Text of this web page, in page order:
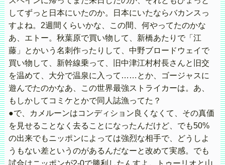
してずっと日本にいたのか。日本にいたならバカンスっ
すよね。2週間くらいかな、この間、何やってたのかな
あ、エトー。秋葉原で買い物して、新橋あたりで「江
藤」とかいう名刺作ったりして、中野ブロードウェイで
買い物して、新幹線乗って、旧中津江村村長さんと旧交
を温めて、大分で温泉に入って……とか、ゴージャスに
遊んでたのかなあ、この世界最強ストライカーは。あ、
もしかしてコミケとかで同人誌漁ってた？
●で、カメルーンはコンディション良くなくて、その真価
を見せることなく去ることになったんだけど、でも50%
の出来でもニッポンによっては強烈な相手で、どうしよ
うもない差というのがあるんだなーと改めて実感。でも